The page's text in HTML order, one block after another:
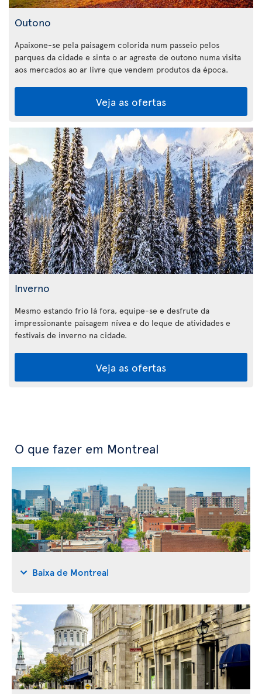
Outono
Apaixone-se pela paisagem colorida num passeio pelos
parques da cidade e sinta o ar agreste de outono numa visita
aos mercados ao ar livre que vendem produtos da época.
Veja as ofertas
Inverno
Mesmo estando frio lá fora, equipe-se e desfrute da
impressionante paisagem nívea e do leque de atividades e
festivais de inverno na cidade.
Veja as ofertas
O que fazer em Montreal
Baixa de Montreal